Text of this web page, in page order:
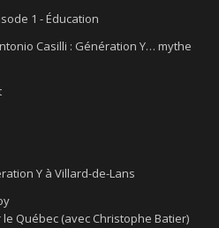
1 - Éducation
Casilli : Génération Y… mythe
Y à Villard-de-Lans
Québec (avec Christophe Batier)